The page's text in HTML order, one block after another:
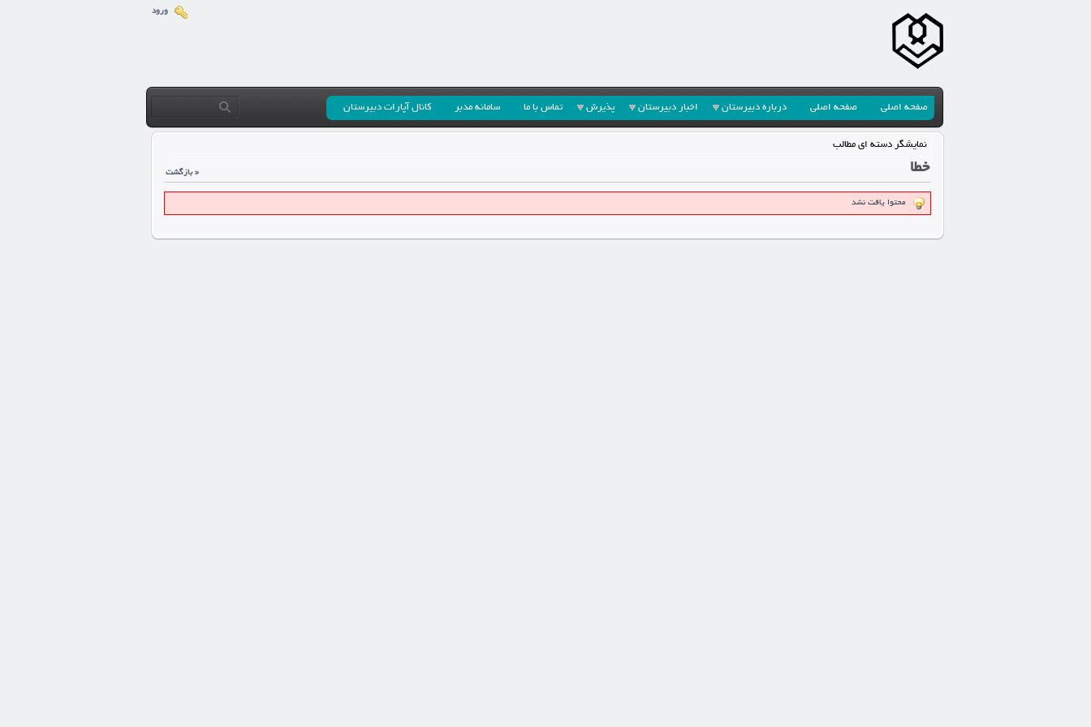
ورود
صفحه اصلی صفحه اصلی درباره دبیرستان اخبار دبیرستان پذیرش تماس با ما سامانه مدبر کانال آپارات دبیرستان
نمایشگر دسته ای مطالب
« بازگشت خطا
محتوا یافت نشد